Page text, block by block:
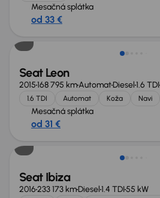
Mesačná splátka
od 33 €
Seat Leon
2015168 795 kmAutomatDiesel1.6 TDI
1.6 TDI Automat Koža Navi
Mesačná splátka
od 31 €
Seat Ibiza
2016233 173 kmDiesel1.4 TDI55 kW